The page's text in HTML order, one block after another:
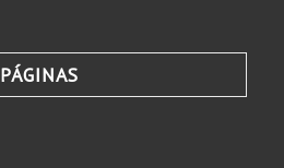
PÁGINAS